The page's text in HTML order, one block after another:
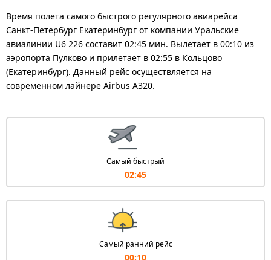
Время полета самого быстрого регулярного авиарейса
Санкт-Петербург Екатеринбург от компании Уральские
авиалинии U6 226 составит 02:45 мин. Вылетает в 00:10 из
аэропорта Пулково и прилетает в 02:55 в Кольцово
(Екатеринбург). Данный рейс осуществляется на
современном лайнере Airbus A320.
Самый быстрый
02:45
Самый ранний рейс
00:10